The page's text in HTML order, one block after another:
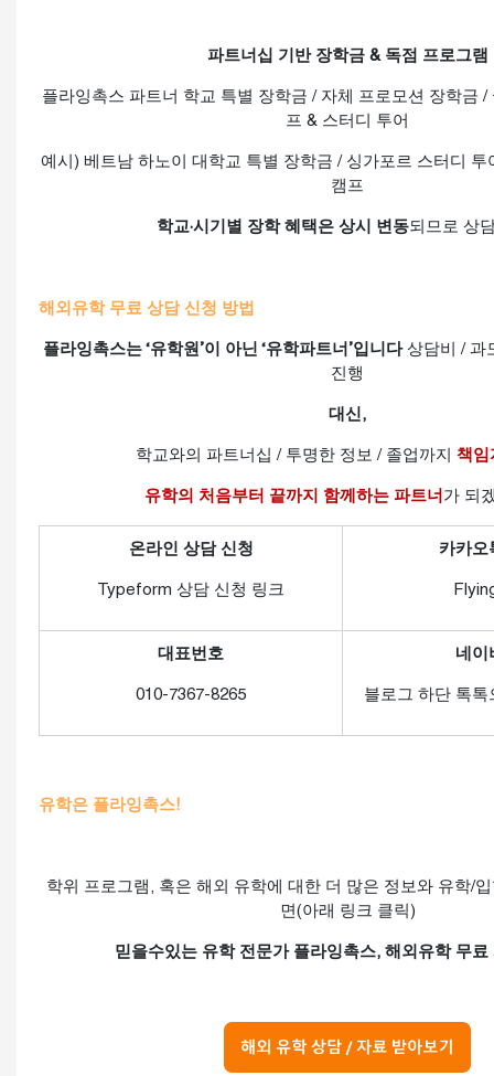
파트너십 기반 장학금 & 독점 프로그램
플라잉촉스 파트너 학교 특별 장학금 / 자체 프로모션 장학금 /
프 & 스터디 투어
예시) 베트남 하노이 대학교 특별 장학금 / 싱가포르 스터디 투
캠프
학교·시기별 장학 혜택은 상시 변동되므로 상
해외유학 무료 상담 신청 방법
플라잉촉스는 ‘유학원’이 아닌 ‘유학파트너’입니다 상담비 / 과
진행
대신,
학교와의 파트너십 / 투명한 정보 / 졸업까지 책임
유학의 처음부터 끝까지 함께하는 파트너 가 되
온라인 상담 신청
Typeform 상담 신청 링크
카카오
대표번호
010-7367-8265
네이
블로그 하단 톡
유학은 플라잉촉스!
학위 프로그램, 혹은 해외 유학에 대한 더 많은 정보와 유학/
면(아래 링크 클릭)
믿을수있는 유학 전문가 플라잉촉스, 해외유학 무료